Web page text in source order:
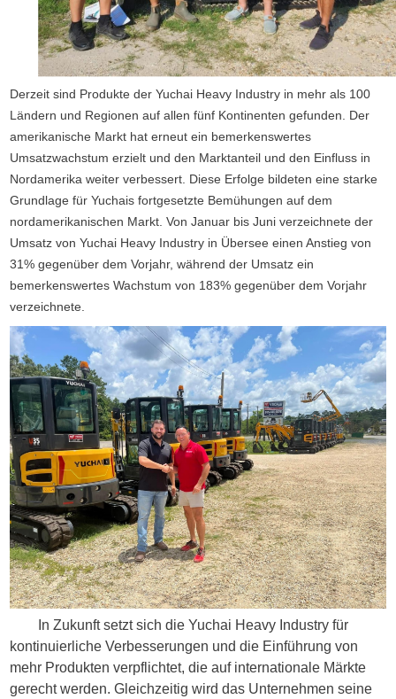
Derzeit sind Produkte der Yuchai Heavy Industry in mehr als 100
Ländern und Regionen auf allen fünf Kontinenten gefunden. Der
amerikanische Markt hat erneut ein bemerkenswertes
Umsatzwachstum erzielt und den Marktanteil und den Einfluss in
Nordamerika weiter verbessert. Diese Erfolge bildeten eine starke
Grundlage für Yuchais fortgesetzte Bemühungen auf dem
nordamerikanischen Markt. Von Januar bis Juni verzeichnete der
Umsatz von Yuchai Heavy Industry in Übersee einen Anstieg von
31% gegenüber dem Vorjahr, während der Umsatz ein
bemerkenswertes Wachstum von 183% gegenüber dem Vorjahr
verzeichnete.
In Zukunft setzt sich die Yuchai Heavy Industry für
kontinuierliche Verbesserungen und die Einführung von
mehr Produkten verpflichtet, die auf internationale Märkte
gerecht werden. Gleichzeitig wird das Unternehmen seine